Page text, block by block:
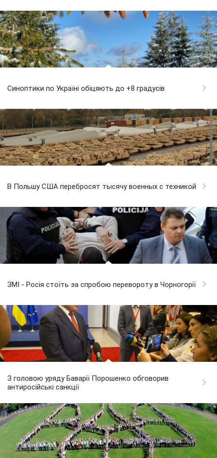
Синоптики по Україні обіцяють до +8 градусів
В Польшу США перебросят тысячу военных с техникой
ЗМІ - Росія стоїть за спробою перевороту в Чорногорії
З головою уряду Баварії Порошенко обговорив
антиросійські санкції